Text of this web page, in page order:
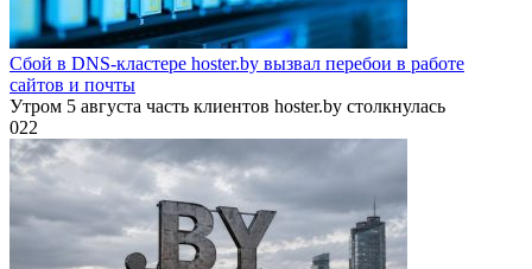
Сбой в DNS-кластере hoster.by вызвал перебои в работе
сайтов и почты
Утром 5 августа часть клиентов hoster.by столкнулась
022